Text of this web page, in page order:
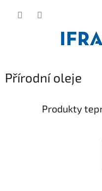
Přírodní oleje
Produkty